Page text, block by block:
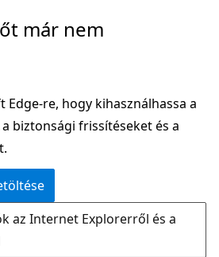
már nem
Edge-re, hogy kihasználhassa a
biztonsági frissítéseket és a
az Internet Explorerről és a